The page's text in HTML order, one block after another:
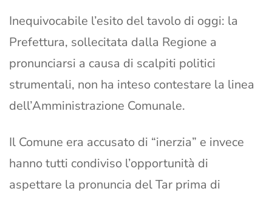
Inequivocabile l’esito del tavolo di oggi: la
Prefettura, sollecitata dalla Regione a
pronunciarsi a causa di scalpiti politici
strumentali, non ha inteso contestare la linea
dell’Amministrazione Comunale.
Il Comune era accusato di “inerzia” e invece
hanno tutti condiviso l’opportunità di
aspettare la pronuncia del Tar prima di